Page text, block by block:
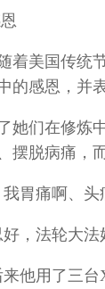
着美国传
感恩，并
她们在修炼
脱病痛，
胃痛啊、头
，法轮大
他用了三